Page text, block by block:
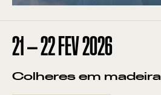
21 —22 FEV2026
Colheres em madeira